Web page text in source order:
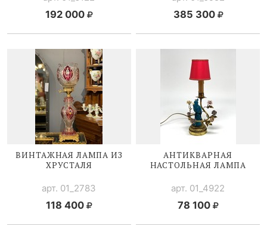
192 000 385 300
ВИНТАЖНАЯ ЛАМПА ИЗ
ХРУСТАЛЯ
арт. 01_2783
118 400
АНТИКВАРНАЯ
НАСТОЛЬНАЯ ЛАМПА
арт. 01_4922
78 100